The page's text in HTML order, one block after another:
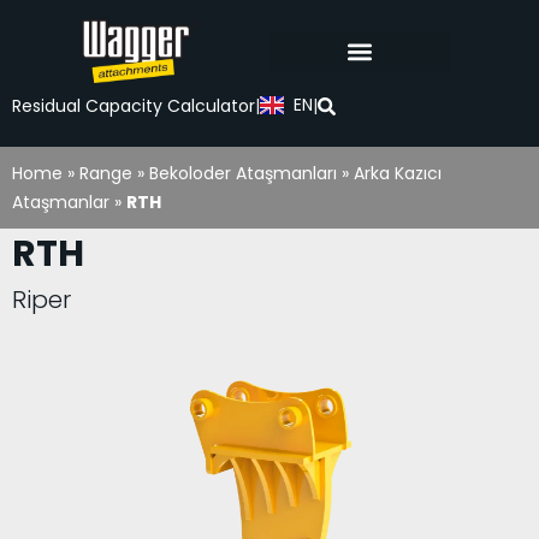
Residual Capacity Calculator| EN|
Home » Range » Bekoloder Ataşmanları » Arka Kazıcı
Ataşmanlar » RTH
RTH
Riper